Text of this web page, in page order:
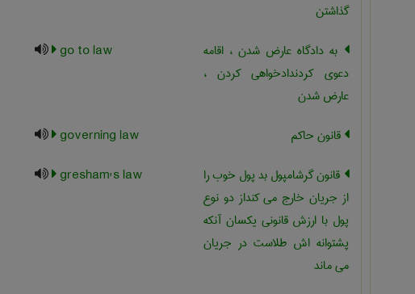
گذاشتن
به دادگاه عارض شدن ، اقامه
دعوی کردندادخواهی کردن ،
عارض شدن
go to law
قانون حاکم
governing law
قانون گرشامپول بد پول خوب را
از جریان خارج می کنداز دو نوع
پول با ارزش قانونی یکسان آنکه
پشتوانه اش طلاست در جریان
می ماند
gresham's law